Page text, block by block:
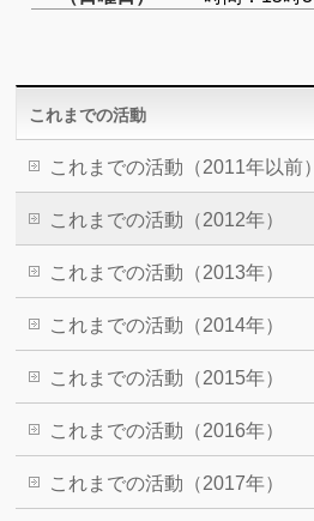
これまでの活動
これまでの活動（2011年以前）
これまでの活動（2012年）
これまでの活動（2013年）
これまでの活動（2014年）
これまでの活動（2015年）
これまでの活動（2016年）
これまでの活動（2017年）